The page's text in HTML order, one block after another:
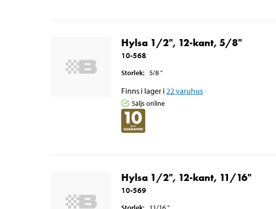
Hylsa 1/2", 12-kant, 5/8"
10-568
Storlek: 5/8"
Finns i lager i 22 varuhus
Säljs online
Hylsa 1/2", 12-kant, 11/16"
10-569